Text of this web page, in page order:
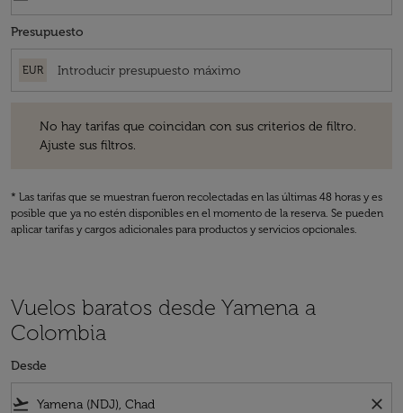
Presupuesto
EUR
No hay tarifas que coincidan con sus criterios de filtro.
Ajuste sus filtros.
* Las tarifas que se muestran fueron recolectadas en las últimas 48 horas y es
posible que ya no estén disponibles en el momento de la reserva. Se pueden
aplicar tarifas y cargos adicionales para productos y servicios opcionales.
Vuelos baratos desde Yamena a
Colombia
Desde
flight_takeoff close